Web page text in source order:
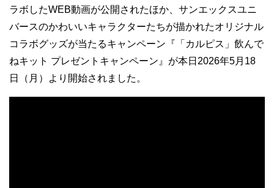
ラボしたWEB動画が公開されたほか、サンエックスユニ
バースのかわいいキャラクターたちが描かれたオリジナル
コラボグッズが当たるキャンペーン『「カルピス」飲んで
ねキット プレゼントキャンペーン』が本日2026年5月18
日（月）より開始されました。